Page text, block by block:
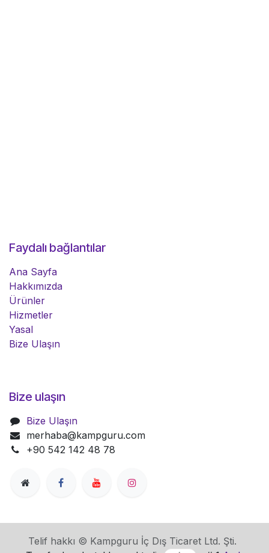
Faydalı bağlantılar
Ana Sayfa
Hakkımızda
Ürünler
Hizmetler
Yasal
Bize Ulaşın
Bize ulaşın
Bize Ulaşın
merhaba@kampguru.com
+90 542 142 48 78
Telif hakkı © Kampguru İç Dış Ticaret Ltd. Şti.